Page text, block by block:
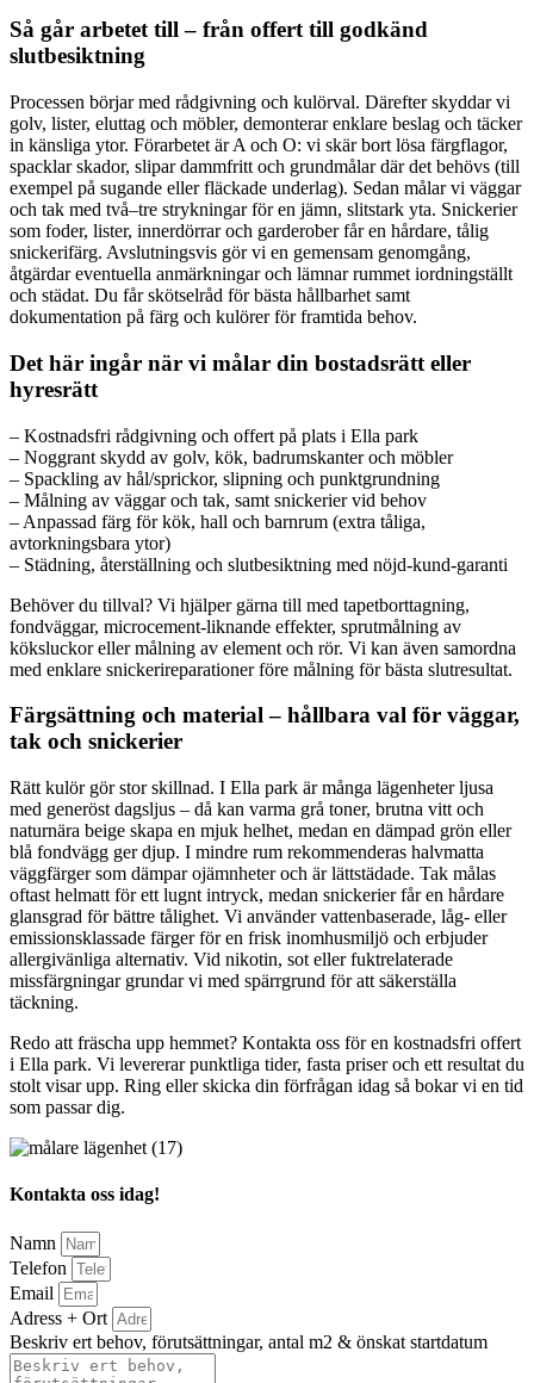
Så går arbetet till – från offert till godkänd
slutbesiktning
Processen börjar med rådgivning och kulörval. Därefter skyddar vi
golv, lister, eluttag och möbler, demonterar enklare beslag och täcker
in känsliga ytor. Förarbetet är A och O: vi skär bort lösa färgflagor,
spacklar skador, slipar dammfritt och grundmålar där det behövs (till
exempel på sugande eller fläckade underlag). Sedan målar vi väggar
och tak med två–tre strykningar för en jämn, slitstark yta. Snickerier
som foder, lister, innerdörrar och garderober får en hårdare, tålig
snickerifärg. Avslutningsvis gör vi en gemensam genomgång,
åtgärdar eventuella anmärkningar och lämnar rummet iordningställt
och städat. Du får skötselråd för bästa hållbarhet samt
dokumentation på färg och kulörer för framtida behov.
Det här ingår när vi målar din bostadsrätt eller
hyresrätt
– Kostnadsfri rådgivning och offert på plats i Ella park
– Noggrant skydd av golv, kök, badrumskanter och möbler
– Spackling av hål/sprickor, slipning och punktgrundning
– Målning av väggar och tak, samt snickerier vid behov
– Anpassad färg för kök, hall och barnrum (extra tåliga,
avtorkningsbara ytor)
– Städning, återställning och slutbesiktning med nöjd-kund-garanti
Behöver du tillval? Vi hjälper gärna till med tapetborttagning,
fondväggar, microcement-liknande effekter, sprutmålning av
köksluckor eller målning av element och rör. Vi kan även samordna
med enklare snickerireparationer före målning för bästa slutresultat.
Färgsättning och material – hållbara val för väggar,
tak och snickerier
Rätt kulör gör stor skillnad. I Ella park är många lägenheter ljusa
med generöst dagsljus – då kan varma grå toner, brutna vitt och
naturnära beige skapa en mjuk helhet, medan en dämpad grön eller
blå fondvägg ger djup. I mindre rum rekommenderas halvmatta
väggfärger som dämpar ojämnheter och är lättstädade. Tak målas
oftast helmatt för ett lugnt intryck, medan snickerier får en hårdare
glansgrad för bättre tålighet. Vi använder vattenbaserade, låg- eller
emissionsklassade färger för en frisk inomhusmiljö och erbjuder
allergivänliga alternativ. Vid nikotin, sot eller fuktrelaterade
missfärgningar grundar vi med spärrgrund för att säkerställa
täckning.
Redo att fräscha upp hemmet? Kontakta oss för en kostnadsfri offert
i Ella park. Vi levererar punktliga tider, fasta priser och ett resultat du
stolt visar upp. Ring eller skicka din förfrågan idag så bokar vi en tid
som passar dig.
Kontakta oss idag!
Namn
Telefon
Email
Adress + Ort
Beskriv ert behov, förutsättningar, antal m2 & önskat startdatum